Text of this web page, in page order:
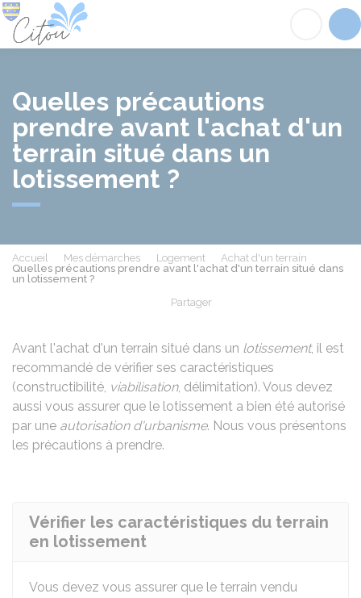
Quelles précautions
prendre avant l'achat d'un
terrain situé dans un
lotissement ?
Accueil Mes démarches Logement
Achat d'un terrain
Quelles précautions prendre avant l'achat d'un terrain situé dans
un lotissement ?
Partager
Avant l'achat d'un terrain situé dans un lotissement, il est
recommandé de vérifier ses caractéristiques
(constructibilité, viabilisation, délimitation). Vous devez
aussi vous assurer que le lotissement a bien été autorisé
par une autorisation d'urbanisme. Nous vous présentons
les précautions à prendre.
Vérifier les caractéristiques du terrain
en lotissement
Vous devez vous assurer que le terrain vendu